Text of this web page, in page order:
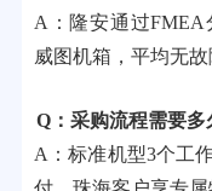
A：隆安通过FMEA
威图机箱，平均无故
Q：采购流程需要多
A：标准机型3个工